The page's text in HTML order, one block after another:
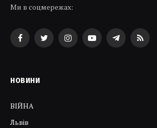
Ми в соцмережах:
FacebookTwitterInstagramYouTubeTelegramRSS
НОВИНИ
ВІЙНА
Львів